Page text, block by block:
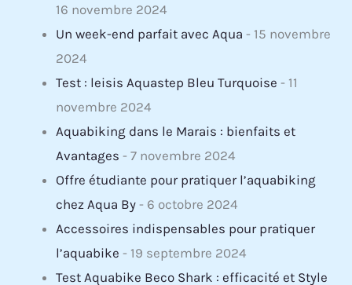
16 novembre 2024
Un week-end parfait avec Aqua - 15 novembre
2024
Test : leisis Aquastep Bleu Turquoise - 11
novembre 2024
Aquabiking dans le Marais : bienfaits et
Avantages - 7 novembre 2024
Offre étudiante pour pratiquer l’aquabiking
chez Aqua By - 6 octobre 2024
Accessoires indispensables pour pratiquer
l’aquabike - 19 septembre 2024
Test Aquabike Beco Shark : efficacité et Style